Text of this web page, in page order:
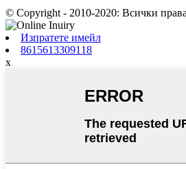
© Copyright - 2010-2020: Всички
Изпратете имейл
8615613309118
x